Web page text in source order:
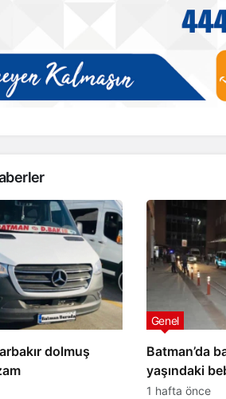
dolmuş
Batman’da
yaşındaki
kaybetti
Genel
1 hafta önce